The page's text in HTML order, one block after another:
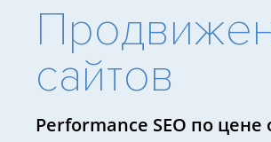
сайтов
Performance SEO по цене
SEO-
Кейс-